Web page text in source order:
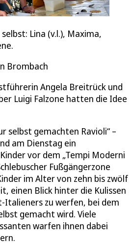
Lina (v.l.), Maxima,
Brombach
Angela Breitrück und
Luigi Falzone hatten die Idee
selbst gemachten Ravioli“ –
am Dienstag ein
vor dem „Tempi Moderni
Fußgängerzone
im Alter von zehn bis zwölf
einen Blick hinter die Kulissen
Italieners zu werfen, bei dem
gemacht wird. Viele
warfen ihnen dabei